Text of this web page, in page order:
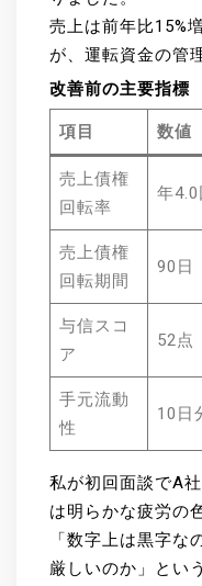
売上は前年比15%
が、運転資金の管
改善前の主要指標
項目 数値
売上債権
回転率
年4.0
売上債権
回転期間
90日
与信スコ
ア
52点
手元流動
性
10日
私が初回面談でA
は明らかな疲労の
「数字上は黒字
厳しいのか」とい